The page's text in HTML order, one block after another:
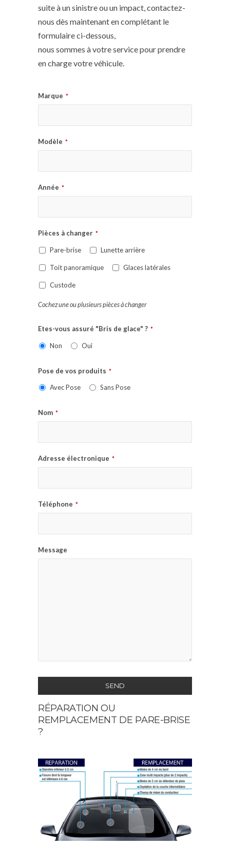
suite à un sinistre ou un impact, contactez-
nous dès maintenant en complétant le
formulaire ci-dessous,
nous sommes à votre service pour prendre
en charge votre véhicule.
Marque *
Modèle *
Année *
Pièces à changer *
Pare-brise Lunette arrière
Toit panoramique Glaces latérales
Custode
Cochez une ou plusieurs pièces à changer
Etes-vous assuré "Bris de glace" ? *
Non Oui
Pose de vos produits *
Avec Pose Sans Pose
Nom *
Adresse électronique *
Téléphone *
Message
SEND
This
field
should
left
blank
RÉPARATION OU
REMPLACEMENT DE PARE-BRISE
?